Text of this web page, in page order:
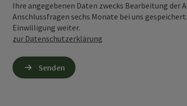
Ihre angegebenen Daten zwecks Bearbeitung der
Anschlussfragen sechs Monate bei uns
Einwilligung weiter.
zur Datenschutzerklärung
Senden